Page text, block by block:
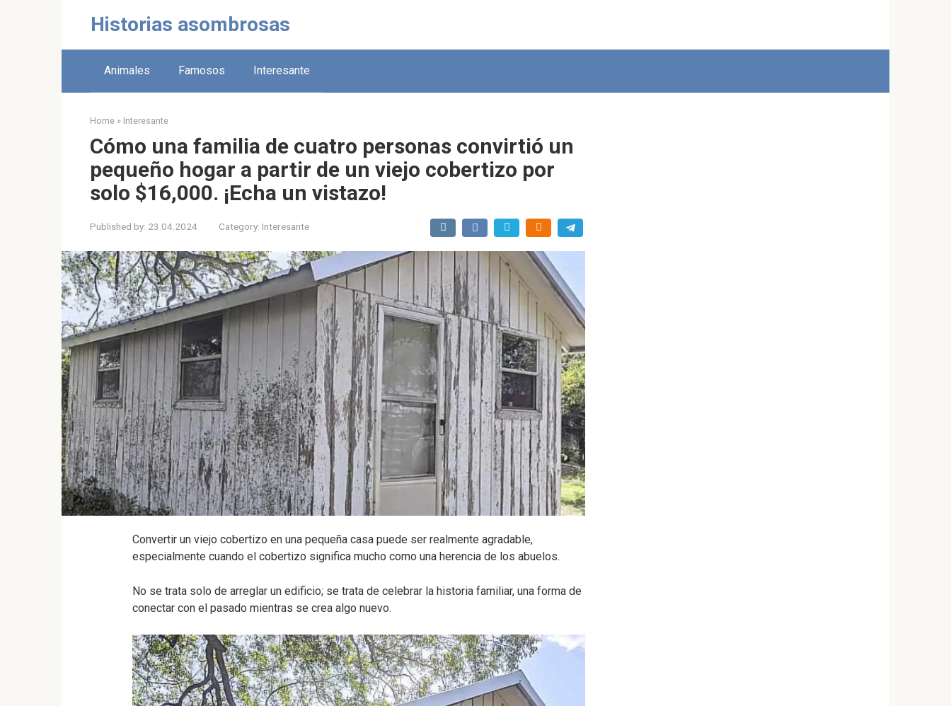
Historias asombrosas
Animales Famosos Interesante
Home » Interesante
Cómo una familia de cuatro personas convirtió un
pequeño hogar a partir de un viejo cobertizo por
solo $16,000. ¡Echa un vistazo!
Published by: 23.04.2024 Category: Interesante
Convertir un viejo cobertizo en una pequeña casa puede ser realmente agradable,
especialmente cuando el cobertizo significa mucho como una herencia de los abuelos.
No se trata solo de arreglar un edificio; se trata de celebrar la historia familiar, una forma de
conectar con el pasado mientras se crea algo nuevo.